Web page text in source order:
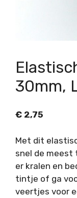
30mm,
€ 2,75
Met dit
snel de meest
er kralen en
tintje of ga
veertjes voor